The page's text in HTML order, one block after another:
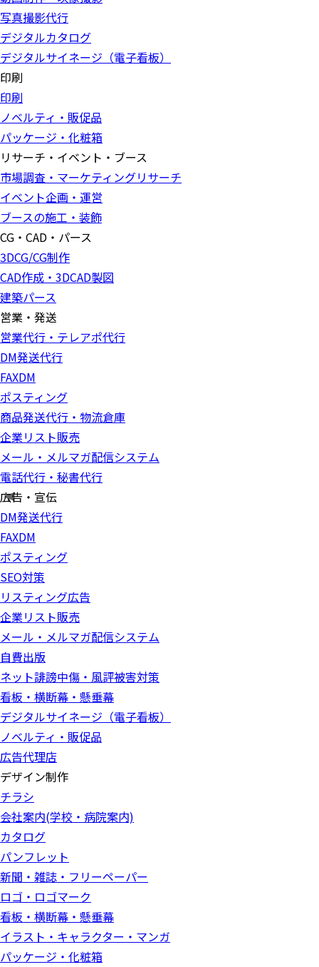
写真撮影代行
デジタルカタログ
デジタルサイネージ（電子看板）
印刷
印刷
ノベルティ・販促品
パッケージ・化粧箱
リサーチ・イベント・ブース
市場調査・マーケティングリサーチ
イベント企画・運営
ブースの施工・装飾
CG・CAD・パース
3DCG/CG制作
CAD作成・3DCAD製図
建築パース
営業・発送
営業代行・テレアポ代行
DM発送代行
FAXDM
ポスティング
商品発送代行・物流倉庫
企業リスト販売
メール・メルマガ配信システム
電話代行・秘書代行
広告・宣伝
DM発送代行
FAXDM
ポスティング
SEO対策
リスティング広告
企業リスト販売
メール・メルマガ配信システム
自費出版
ネット誹謗中傷・風評被害対策
看板・横断幕・懸垂幕
デジタルサイネージ（電子看板）
ノベルティ・販促品
広告代理店
デザイン制作
チラシ
会社案内(学校・病院案内)
カタログ
パンフレット
新聞・雑誌・フリーペーパー
ロゴ・ロゴマーク
看板・横断幕・懸垂幕
イラスト・キャラクター・マンガ
パッケージ・化粧箱